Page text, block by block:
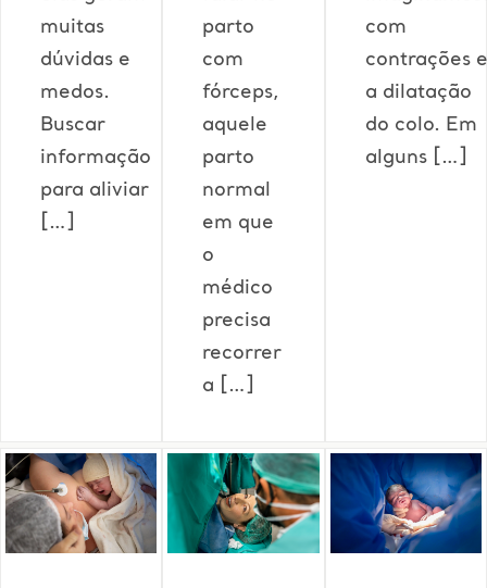
muitas
dúvidas e
medos.
Buscar
informação
para aliviar
[…]
parto
com
fórceps,
aquele
parto
normal
em que
o
médico
precisa
recorrer
a […]
com
contrações e
a dilatação
do colo. Em
alguns […]